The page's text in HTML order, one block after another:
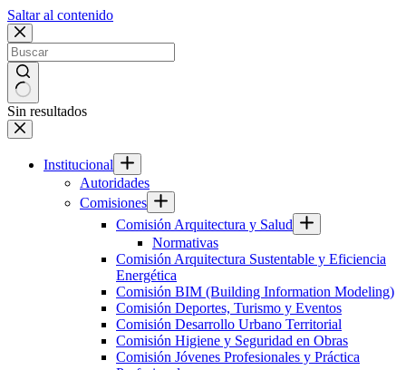
Saltar al contenido
Sin resultados
Institucional
Autoridades
Comisiones
Comisión Arquitectura y Salud
Normativas
Comisión Arquitectura Sustentable y Eficiencia
Energética
Comisión BIM (Building Information Modeling)
Comisión Deportes, Turismo y Eventos
Comisión Desarrollo Urbano Territorial
Comisión Higiene y Seguridad en Obras
Comisión Jóvenes Profesionales y Práctica